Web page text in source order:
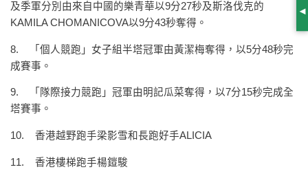
及季軍分別由來自中國的樂青華以9分27秒及斯洛伐克的
KAMILA CHOMANICOVA以9分43秒奪得。
8. 「個人競跑」女子組半塔冠軍由黃潔梅奪得，以5分48秒完
成賽事。
9. 「隊際接力競跑」冠軍由明記瓜菜奪得，以7分15秒完成全
塔賽事。
10. 香港越野跑手梁影雪和長跑好手ALICIA
11. 香港樓梯跑手楊鎧駿